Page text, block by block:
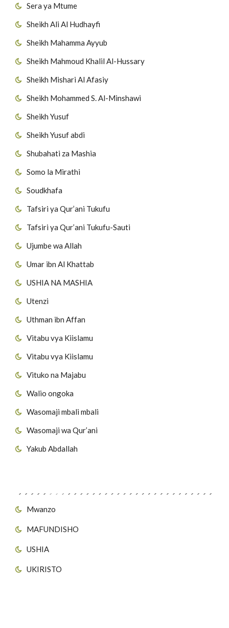
Sera ya Mtume
Sheikh Ali Al Hudhayfi
Sheikh Mahamma Ayyub
Sheikh Mahmoud Khalil Al-Hussary
Sheikh Mishari Al Afasiy
Sheikh Mohammed S. Al-Minshawi
Sheikh Yusuf
Sheikh Yusuf abdi
Shubahati za Mashia
Somo la Mirathi
Soudkhafa
Tafsiri ya Qur’ani Tukufu
Tafsiri ya Qur’ani Tukufu-Sauti
Ujumbe wa Allah
Umar ibn Al Khattab
USHIA NA MASHIA
Utenzi
Uthman ibn Affan
Vitabu vya Kiislamu
Vitabu vya Kiislamu
Vituko na Majabu
Walio ongoka
Wasomaji mbali mbali
Wasomaji wa Qur’ani
Yakub Abdallah
Mwanzo
MAFUNDISHO
USHIA
UKIRISTO